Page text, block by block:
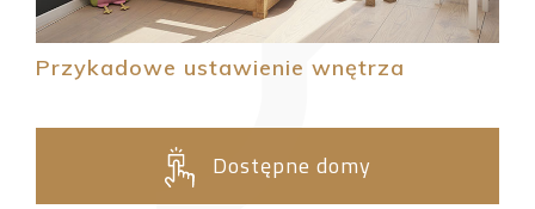
Przykadowe ustawienie wnętrza
Dostępne domy